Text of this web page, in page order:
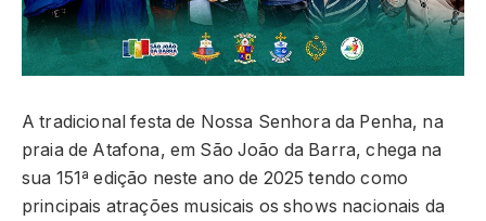
A tradicional festa de Nossa Senhora da Penha, na
praia de Atafona, em São João da Barra, chega na
sua 151ª edição neste ano de 2025 tendo como
principais atrações musicais os shows nacionais da